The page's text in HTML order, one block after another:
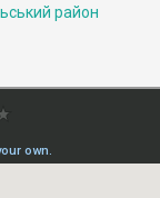
район